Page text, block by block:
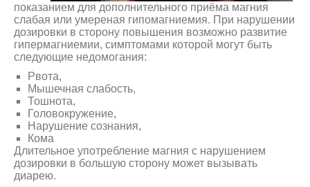
показанием для дополнительного приёма магния
слабая или умереная гипомагниемия. При нарушении
дозировки в сторону повышения возможно развитие
гипермагниемии, симптомами которой могут быть
следующие недомогания:
Рвота,
Мышечная слабость,
Тошнота,
Головокружение,
Нарушение сознания,
Кома
Длительное употребление магния с нарушением
дозировки в большую сторону может вызывать
диарею.